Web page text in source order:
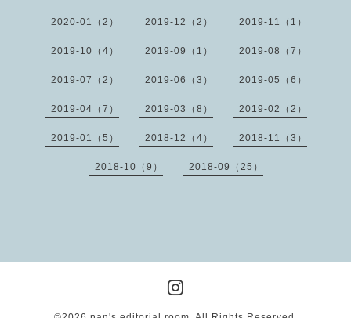
2020-01（2） 2019-12（2） 2019-11（1）
2019-10（4） 2019-09（1） 2019-08（7）
2019-07（2） 2019-06（3） 2019-05（6）
2019-04（7） 2019-03（8） 2019-02（2）
2019-01（5） 2018-12（4） 2018-11（3）
2018-10（9） 2018-09（25）